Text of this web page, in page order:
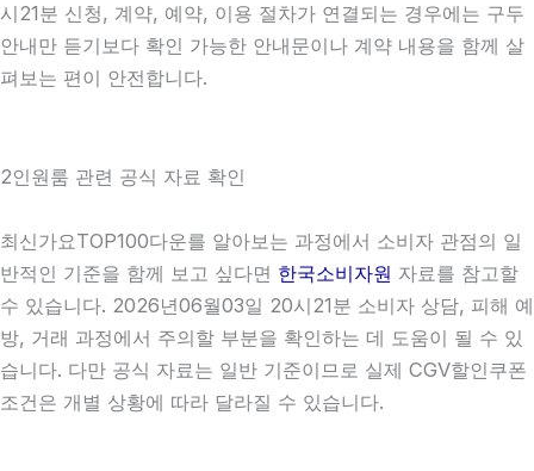
시21분 신청, 계약, 예약, 이용 절차가 연결되는 경우에는 구두
안내만 듣기보다 확인 가능한 안내문이나 계약 내용을 함께 살
펴보는 편이 안전합니다.
2인원룸 관련 공식 자료 확인
최신가요TOP100다운를 알아보는 과정에서 소비자 관점의 일
반적인 기준을 함께 보고 싶다면 한국소비자원 자료를 참고할
수 있습니다. 2026년06월03일 20시21분 소비자 상담, 피해 예
방, 거래 과정에서 주의할 부분을 확인하는 데 도움이 될 수 있
습니다. 다만 공식 자료는 일반 기준이므로 실제 CGV할인쿠폰
조건은 개별 상황에 따라 달라질 수 있습니다.